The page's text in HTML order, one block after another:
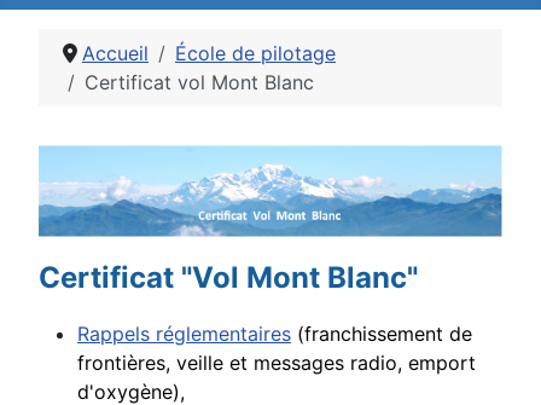
Accueil
École de pilotage
Certificat vol Mont Blanc
Certificat "Vol Mont Blanc"
Rappels réglementaires (franchissement de
frontières, veille et messages radio, emport
d'oxygène),